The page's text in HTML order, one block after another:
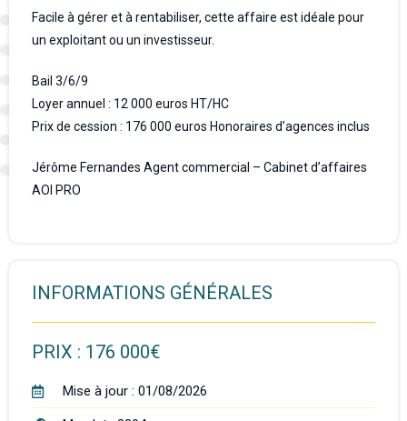
Facile à gérer et à rentabiliser, cette affaire est idéale pour
un exploitant ou un investisseur.
Bail 3/6/9
Loyer annuel : 12 000 euros HT/HC
Prix de cession : 176 000 euros Honoraires d’agences inclus
Jérôme Fernandes Agent commercial – Cabinet d’affaires
AOI PRO
INFORMATIONS GÉNÉRALES
PRIX : 176 000€
Mise à jour : 01/08/2026